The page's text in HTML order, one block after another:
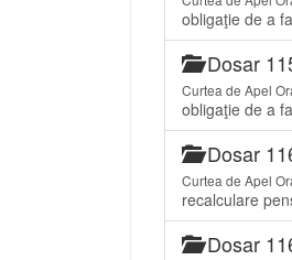
obligaţie de a
Dosar
Curtea de Apel
obligaţie de a
Dosar
Curtea de Apel
recalculare
Dosar